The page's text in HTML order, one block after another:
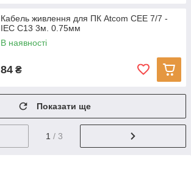
Кабель живлення для ПК Atcom CEE 7/7 -
IEC C13 3м. 0.75мм
В наявності
84 ₴
Показати ще
1 / 3